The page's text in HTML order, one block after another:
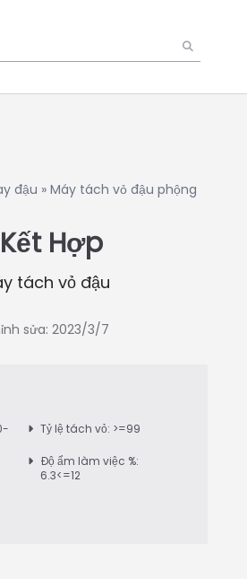
đậu » Máy tách vỏ đậu phộng
Hợp
tách vỏ đậu
sửa: 2023/3/7
Tỷ lệ tách vỏ: >=99
Độ ẩm làm việc %:
6.3<=12